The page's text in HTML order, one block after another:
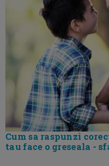
Cum sa raspunzi
tau face o greseala -